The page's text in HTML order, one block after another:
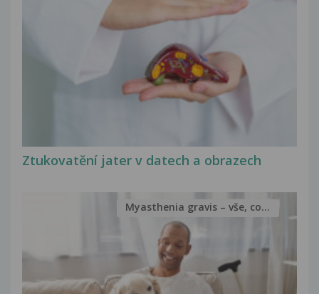
Ztukovatění jater v datech a obrazech
Myasthenia gravis – vše, co...